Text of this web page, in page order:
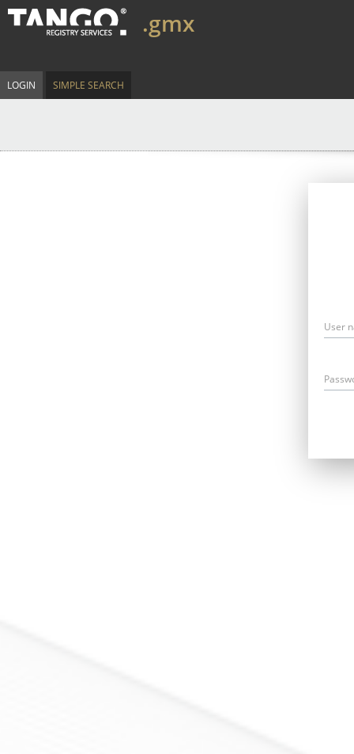
.gmx
LOGIN SIMPLE SEARCH
User